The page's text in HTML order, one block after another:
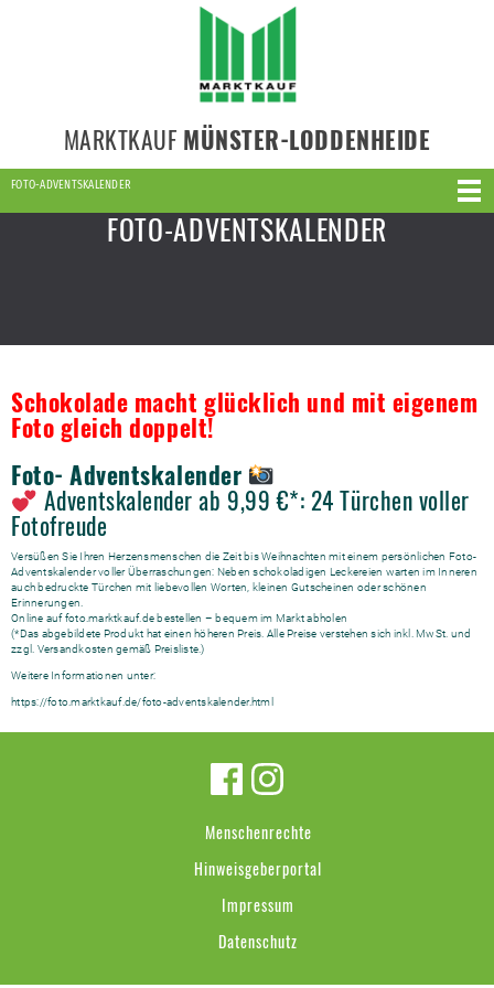
MARKTKAUF MÜNSTER-LODDENHEIDE
FOTO-ADVENTSKALENDER
FOTO-ADVENTSKALENDER
Schokolade macht glücklich und mit eigenem
Foto gleich doppelt!
Foto- Adventskalender
Adventskalender ab 9,99 €*: 24 Türchen voller
Fotofreude
Versüßen Sie Ihren Herzensmenschen die Zeit bis Weihnachten mit einem persönlichen Foto-
Adventskalendervoller Überraschungen: Neben schokoladigen Leckereien warten im Inneren
auch bedruckte Türchen mit liebevollen Worten, kleinen Gutscheinen oder schönen
Erinnerungen.
Online auf foto.marktkauf.de bestellen – bequem im Markt abholen
(*Das abgebildete Produkt hat einen höheren Preis. Alle Preise verstehen sich inkl. MwSt. und
zzgl. Versandkosten gemäß Preisliste.)
Weitere Informationen unter:
https://foto.marktkauf.de/foto-adventskalender.html
Menschenrechte
Hinweisgeberportal
Impressum
Datenschutz